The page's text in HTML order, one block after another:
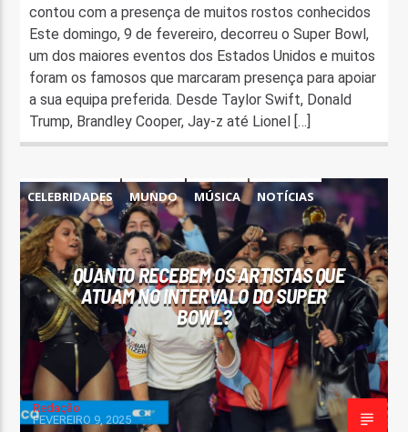
contou com a presença de muitos rostos conhecidos
Este domingo, 9 de fevereiro, decorreu o Super Bowl,
um dos maiores eventos dos Estados Unidos e muitos
foram os famosos que marcaram presença para apoiar
a sua equipa preferida. Desde Taylor Swift, Donald
Trump, Brandley Cooper, Jay-z até Lionel […]
CELEBRIDADES MUNDO MÚSICA
NOTÍCIAS
TELEVISÃO
QUANTO RECEBEM OS ARTISTAS QUE
ATUAM NO INTERVALO DO SUPER
BOWL?
Redação
FEVEREIRO 9, 2025